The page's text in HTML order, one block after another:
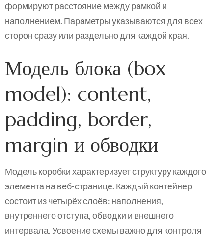
формируют расстояние между рамкой и
наполнением. Параметры указываются для всех
сторон сразу или раздельно для каждой края.
Модель блока (box
model): content,
padding, border,
margin и обводки
Модель коробки характеризует структуру каждого
элемента на веб-странице. Каждый контейнер
состоит из четырёх слоёв: наполнения,
внутреннего отступа, обводки и внешнего
интервала. Усвоение схемы важно для контроля